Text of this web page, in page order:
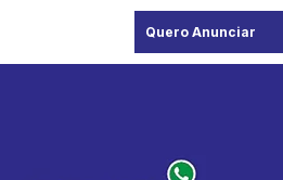
Quero Anunciar